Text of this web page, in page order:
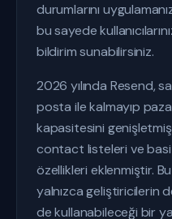
durumlarını
bu sayede
bildirim sunabilirsiniz.
2026 yılında Resend,
posta ile kalmayıp
kapasitesini
contact listeleri ve
özellikleri eklenmiştir.
yalnızca geliştiricilerin
de kullanabileceği bir